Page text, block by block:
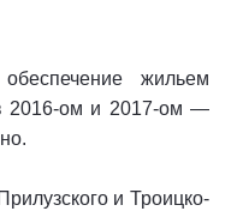
жильем
2016-ом и 2017-ом —
и Троицко-